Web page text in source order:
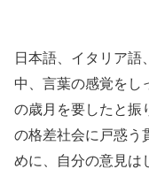
日本語、イタリア語
中、言葉の感覚をし
の歳月を要したと振
の格差社会に戸惑う
めに、自分の意見は